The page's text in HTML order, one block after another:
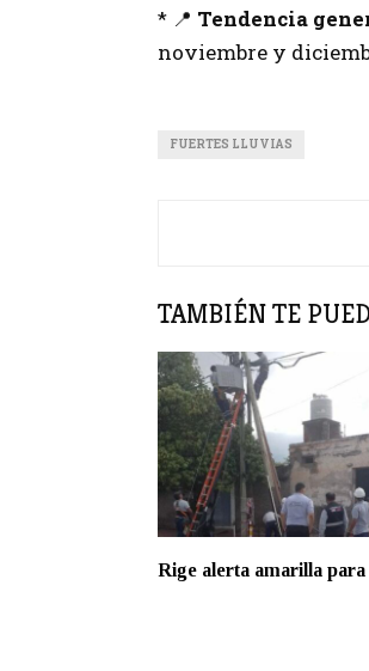
* 📍 Tendencia
noviembre y
FUERTES LLUVIAS
TAMBIÉN TE
Rige alerta amarilla para